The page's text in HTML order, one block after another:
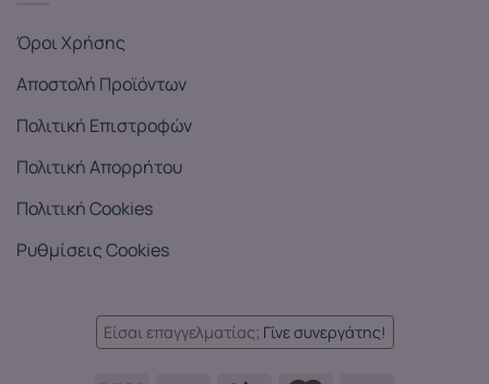
Όροι Χρήσης
Αποστολή Προϊόντων
Πολιτική Επιστροφών
Πολιτική Απορρήτου
Πολιτική Cookies
Ρυθμίσεις Cookies
Είσαι επαγγελματίας; Γίνε συνεργάτης!